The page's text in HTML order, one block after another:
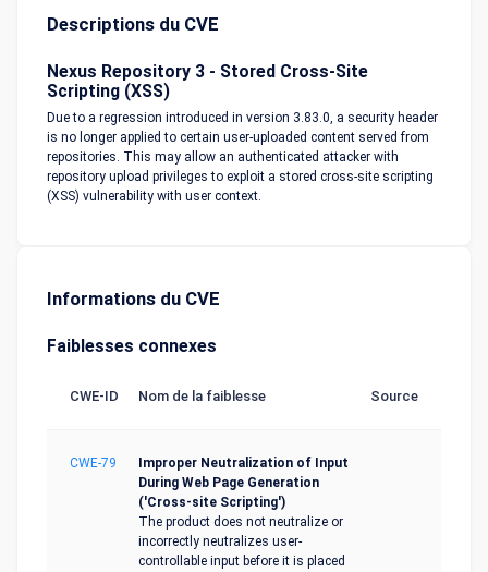
Descriptions du CVE
Nexus Repository 3 - Stored Cross-Site
Scripting (XSS)
Due to a regression introduced in version 3.83.0, a security header
is no longer applied to certain user-uploaded content served from
repositories. This may allow an authenticated attacker with
repository upload privileges to exploit a stored cross-site scripting
(XSS) vulnerability with user context.
Informations du CVE
Faiblesses connexes
CWE-ID Nom de la faiblesse Source
CWE-79
Improper Neutralization of Input
During Web Page Generation
('Cross-site Scripting')
The product does not neutralize or
incorrectly neutralizes user-
controllable input before it is placed